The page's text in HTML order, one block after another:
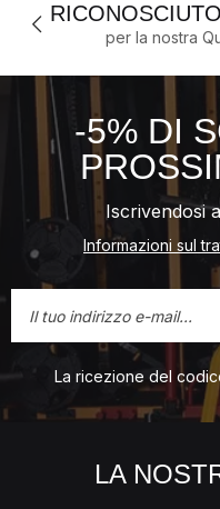
per la nostra
-5% DI
Iscrivendosi
Informazioni sul
La ricezione del
LA